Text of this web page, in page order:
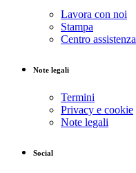
Lavora con noi
Stampa
Centro assistenza
Note legali
Termini
Privacy e cookie
Note legali
Social